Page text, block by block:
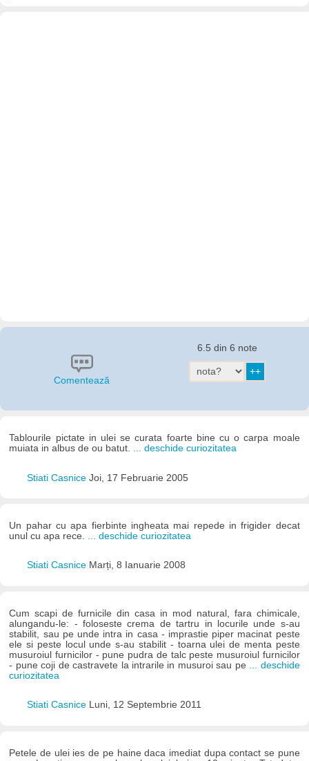
Comentează
6.5 din 6 note
Tablourile pictate in ulei se curata foarte bine cu o carpa moale
muiata in albus de ou batut. ... deschide curiozitatea
Stiati Casnice Joi, 17 Februarie 2005
Un pahar cu apa fierbinte ingheata mai repede in frigider decat
unul cu apa rece. ... deschide curiozitatea
Stiati Casnice Marți, 8 Ianuarie 2008
Cum scapi de furnicile din casa in mod natural, fara chimicale,
alungandu-le: - foloseste crema de tartru in locurile unde s-au
stabilit, sau pe unde intra in casa - imprastie piper macinat peste
ele si peste locul unde s-au stabilit - toarna ulei de menta peste
musuroiul furnicilor - pune pudra de talc peste musuroiul furnicilor
- pune coji de castravete la intrarile in musuroi sau pe
... deschide
curiozitatea
Stiati Casnice Luni, 12 Septembrie 2011
Petele de ulei ies de pe haine daca imediat dupa contact se pune